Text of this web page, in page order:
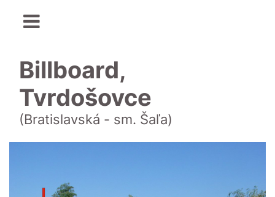
Billboard,
Tvrdošovce
(Bratislavská - sm. Šaľa)